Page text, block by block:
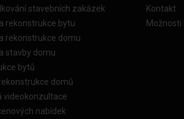
stavebních zakázek
rekonstrukce bytu
rekonstrukce domu
stavby domu
bytů
domů
videokonzultace
nabídek
Kontakt
Možnosti